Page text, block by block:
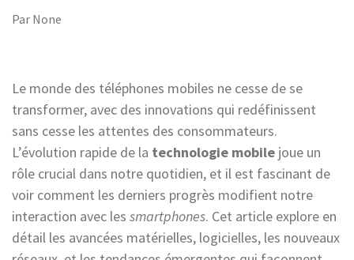
Par None
Le monde des téléphones mobiles ne cesse de se
transformer, avec des innovations qui redéfinissent
sans cesse les attentes des consommateurs.
L’évolution rapide de la technologie mobile joue un
rôle crucial dans notre quotidien, et il est fascinant de
voir comment les derniers progrès modifient notre
interaction avec les smartphones. Cet article explore en
détail les avancées matérielles, logicielles, les nouveaux